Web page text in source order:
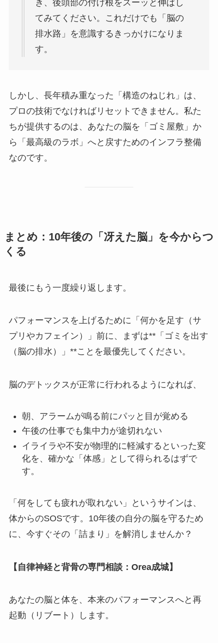
き、後頭部の付け根をスーッと伸ばし
てみてください。これだけでも「脳の
排水路」を意識するきっかけになりま
す。
しかし、長年積み重なった「構造のねじれ」は、
プロの技術でなければリセットできません。私た
ちが提供するのは、あなたの脳を「ゴミ屋敷」か
ら「最高級のラボ」へと戻すためのインフラ整備
なのです。
まとめ：10年後の「冴えた脳」を今からつ
くる
最後にもう一度繰り返します。
パフォーマンスを上げるために「何かを足す（サ
プリやカフェイン）」前に、まずは**「ゴミを出す
（脳の排水）」**ことを最優先してください。
脳のデトックスが正常に行われるようになれば、
朝、アラームが鳴る前にパッと目が覚める
午後の仕事でも集中力が途切れない
イライラや不安が物理的に軽減するといった変
化を、確かな「体感」として得られるはずで
す。
「何をしても疲れが取れない」というサインは、
体からのSOSです。10年後の自分の脳を守るため
に、今すぐその「詰まり」を解消しませんか？
【自律神経と背骨の専門相談：Orea成城】
あなたの脳と体を、本来のパフォーマンスへと再
起動（リブート）します。